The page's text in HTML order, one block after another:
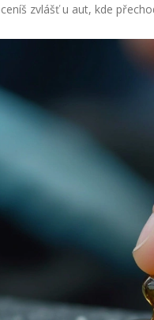
zvlášť u aut, kde